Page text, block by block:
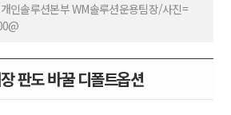
인솔루션본부 WM솔루션운용팀장/사진=
판도 바꿀 디폴트옵션